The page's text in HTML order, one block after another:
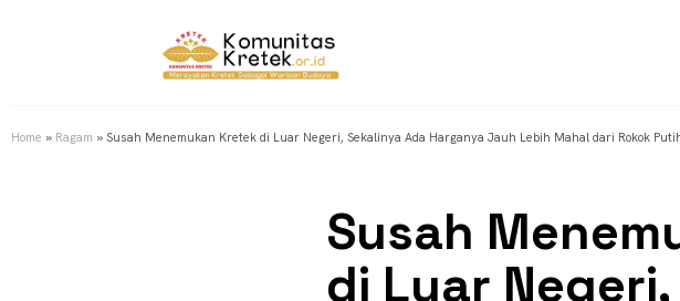
Home » Ragam » Susah Menemukan Kretek di Luar Negeri, Sekalinya Ada Harganya Jauh Lebih Mahal dari Rokok
Susah
di Luar